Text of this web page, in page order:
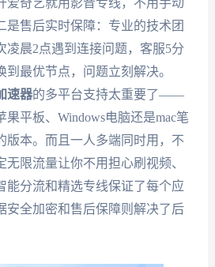
爱奇艺就用影音专线，不用手动
是售后实时保障：专业的技术团
凌晨2点遇到连接问题，客服5分
最优节点，问题立刻解决。
速器的多平台支持太重要了——
平板、Windows电脑还是mac笔
版本。而且一人多端同时用，不
限流量让你不用担心刷视频、
能分流和精选专线保证了每个应
安全加密和售后保障则解决了后